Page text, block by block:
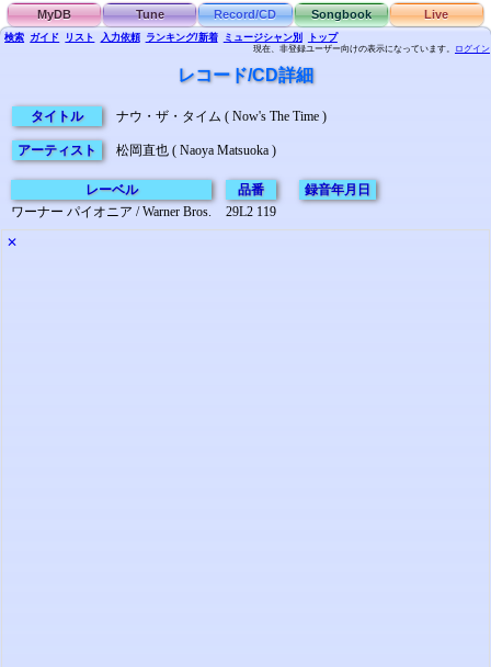
MyDB Tune Record/CD Songbook Live
検索 ガイド リスト 入力依頼 ランキング/新着 ミュージシャン別 トップ
現在、非登録ユーザー向けの表示になっています。 ログイン
レコード/CD詳細
タイトル ナウ・ザ・タイム ( Now's The Time )
アーティスト 松岡直也 ( Naoya Matsuoka )
レーベル
ワーナー パイオニア / Warner Bros.
品番
29L2 119
録音年月日
✕